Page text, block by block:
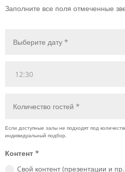
Заполните все поля отмеченные
Контент *
Cвой контент (презентации и